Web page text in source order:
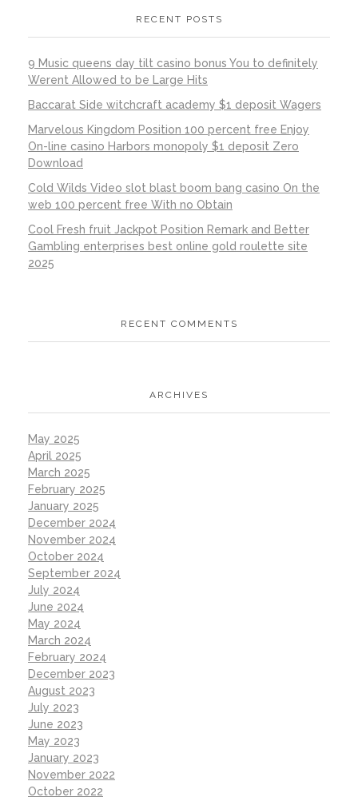
RECENT POSTS
9 Music queens day tilt casino bonus You to definitely
Werent Allowed to be Large Hits
Baccarat Side witchcraft academy $1 deposit Wagers
Marvelous Kingdom Position 100 percent free Enjoy
On-line casino Harbors monopoly $1 deposit Zero
Download
Cold Wilds Video slot blast boom bang casino On the
web 100 percent free With no Obtain
Cool Fresh fruit Jackpot Position Remark and Better
Gambling enterprises best online gold roulette site
2025
RECENT COMMENTS
ARCHIVES
May 2025
April 2025
March 2025
February 2025
January 2025
December 2024
November 2024
October 2024
September 2024
July 2024
June 2024
May 2024
March 2024
February 2024
December 2023
August 2023
July 2023
June 2023
May 2023
January 2023
November 2022
October 2022